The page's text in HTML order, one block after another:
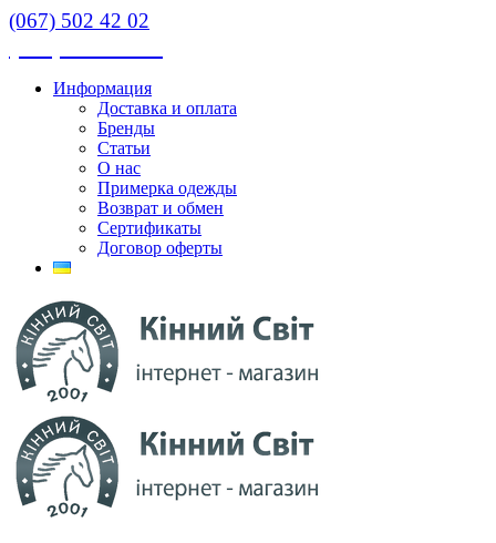
(067) 502 42 02
Информация
Доставка и оплата
Бренды
Статьи
О нас
Примерка одежды
Возврат и обмен
Сертификаты
Договор оферты